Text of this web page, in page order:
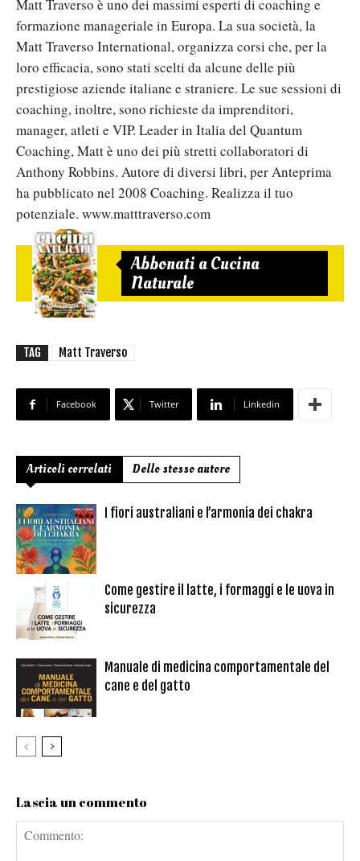
Matt Traverso è uno dei massimi esperti di coaching e
formazione manageriale in Europa. La sua società, la
Matt Traverso International, organizza corsi che, per la
loro efficacia, sono stati scelti da alcune delle più
prestigiose aziende italiane e straniere. Le sue sessioni di
coaching, inoltre, sono richieste da imprenditori,
manager, atleti e VIP. Leader in Italia del Quantum
Coaching, Matt è uno dei più stretti collaboratori di
Anthony Robbins. Autore di diversi libri, per Anteprima
ha pubblicato nel 2008 Coaching. Realizza il tuo
potenziale. www.matttraverso.com
Abbonati a Cucina
Naturale
TAG Matt Traverso
Facebook Twitter Linkedin
Articoli correlati Dello stesso autore
I fiori australiani e l’armonia dei chakra
Come gestire il latte, i formaggi e le uova in
sicurezza
Manuale di medicina comportamentale del
cane e del gatto
Lascia un commento